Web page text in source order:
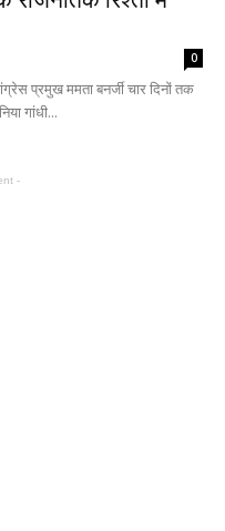
0
प्रमुख ममता बनर्जी चार दिनों तक
गांधी...
-